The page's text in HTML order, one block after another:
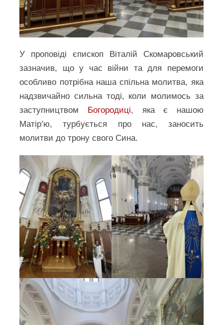
У проповіді єпископ Віталій Скомаровський
зазначив, що у час війни та для перемоги
особливо потрібна наша спільна молитва, яка
надзвичайно сильна тоді, коли молимось за
заступництвом Богородиці, яка є нашою
Матір’ю, турбується про нас, заносить
молитви до трону свого Сина.